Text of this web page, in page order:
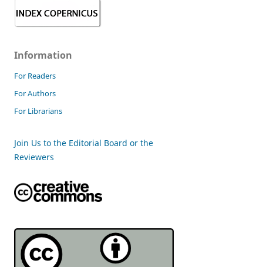
Information
For Readers
For Authors
For Librarians
Join Us to the Editorial Board or the
Reviewers